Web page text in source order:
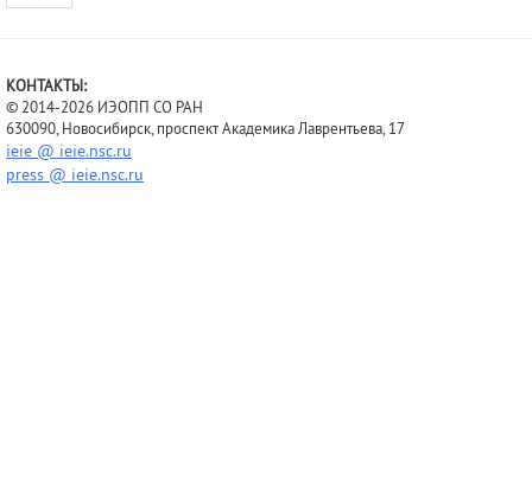
КОНТАКТЫ:
© 2014-2026 ИЭОПП СО РАН
630090, Новосибирск, проспект Академика Лаврентьева, 17
ieie @ ieie.nsc.ru
press @ ieie.nsc.ru